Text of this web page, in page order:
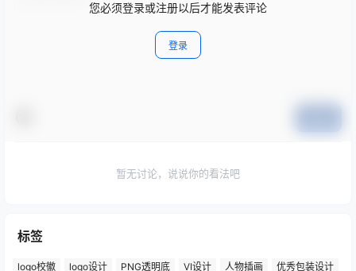
您必须登录或注册以后才能发表评论
登录
暂无讨论，说说你的看法吧
标签
logo校徽 logo设计 PNG透明底 VI设计 人物插画 优秀包装设计